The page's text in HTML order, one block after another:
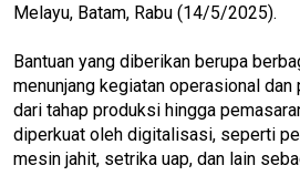
Melayu, Batam, Rabu (14/5/2025).
Bantuan yang diberikan berupa
menunjang kegiatan operasional
dari tahap produksi hingga
diperkuat oleh digitalisasi, seperti
mesin jahit, setrika uap, dan lain